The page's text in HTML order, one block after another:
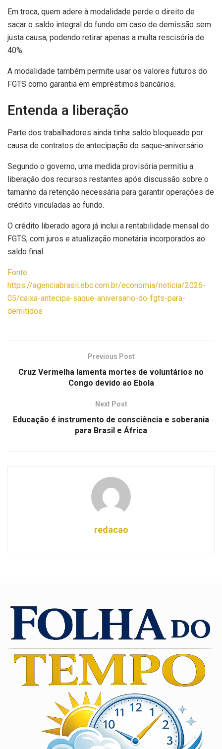
Em troca, quem adere à modalidade perde o direito de
sacar o saldo integral do fundo em caso de demissão sem
justa causa, podendo retirar apenas a multa rescisória de
40%.
A modalidade também permite usar os valores futuros do
FGTS como garantia em empréstimos bancários.
Entenda a liberação
Parte dos trabalhadores ainda tinha saldo bloqueado por
causa de contratos de antecipação do saque-aniversário.
Segundo o governo, uma medida provisória permitiu a
liberação dos recursos restantes após discussão sobre o
tamanho da retenção necessária para garantir operações de
crédito vinculadas ao fundo.
O crédito liberado agora já inclui a rentabilidade mensal do
FGTS, com juros e atualização monetária incorporados ao
saldo final.
Fonte:
https://agenciabrasil.ebc.com.br/economia/noticia/2026-
05/caixa-antecipa-saque-aniversario-do-fgts-para-
demitidos
Previous Post
Cruz Vermelha lamenta mortes de voluntários no
Congo devido ao Ebola
Next Post
Educação é instrumento de consciência e soberania
para Brasil e África
redacao